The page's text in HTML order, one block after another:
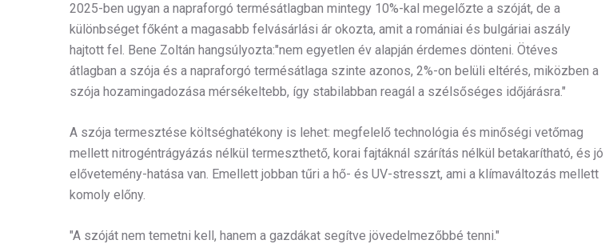
2025-ben ugyan a napraforgó termésátlagban mintegy 10%-kal megelőzte a szóját, de a
különbséget főként a magasabb felvásárlási ár okozta, amit a romániai és bulgáriai aszály
hajtott fel. Bene Zoltán hangsúlyozta:"nem egyetlen év alapján érdemes dönteni. Ötéves
átlagban a szója és a napraforgó termésátlaga szinte azonos, 2%-on belüli eltérés, miközben a
szója hozamingadozása mérsékeltebb, így stabilabban reagál a szélsőséges időjárásra."
A szója termesztése költséghatékony is lehet: megfelelő technológia és minőségi vetőmag
mellett nitrogéntrágyázás nélkül termeszthető, korai fajtáknál szárítás nélkül betakarítható, és jó
elővetemény-hatása van. Emellett jobban tűri a hő- és UV-stresszt, ami a klímaváltozás mellett
komoly előny.
"A szóját nem temetni kell, hanem a gazdákat segítve jövedelmezőbbé tenni."